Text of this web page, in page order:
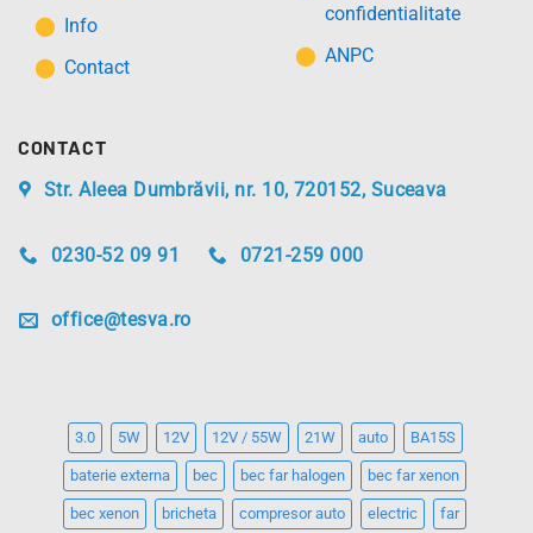
Info
Contact
confidentialitate
ANPC
CONTACT
Str. Aleea Dumbrăvii, nr. 10, 720152, Suceava
0230-52 09 91 0721-259 000
office@tesva.ro
3.0 5W 12V 12V / 55W 21W auto BA15S
baterie externa bec bec far halogen bec far xenon
bec xenon bricheta compresor auto electric far